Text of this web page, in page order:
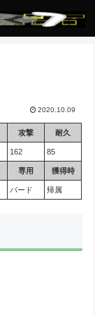
2020.10.09
攻撃 耐久
162 85
専用 獲得時
バード 帰属